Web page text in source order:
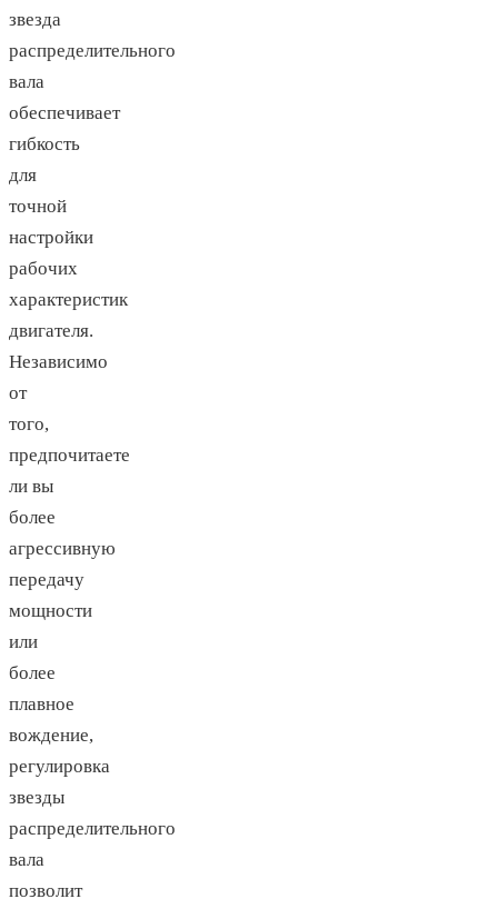
звезда
распределительного
вала
обеспечивает
гибкость
для
точной
настройки
рабочих
характеристик
двигателя.
Независимо
от
того,
предпочитаете
ли вы
более
агрессивную
передачу
мощности
или
более
плавное
вождение,
регулировка
звезды
распределительного
вала
позволит